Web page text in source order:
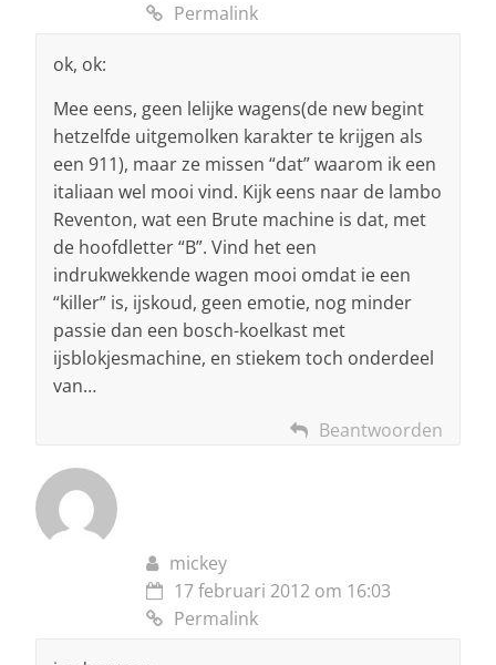
Permalink
ok, ok:
Mee eens, geen lelijke wagens(de new begint
hetzelfde uitgemolken karakter te krijgen als
een 911), maar ze missen “dat” waarom ik een
italiaan wel mooi vind. Kijk eens naar de lambo
Reventon, wat een Brute machine is dat, met
de hoofdletter “B”. Vind het een
indrukwekkende wagen mooi omdat ie een
“killer” is, ijskoud, geen emotie, nog minder
passie dan een bosch-koelkast met
ijsblokjesmachine, en stiekem toch onderdeel
van…
Beantwoorden
mickey
17 februari 2012 om 16:03
Permalink